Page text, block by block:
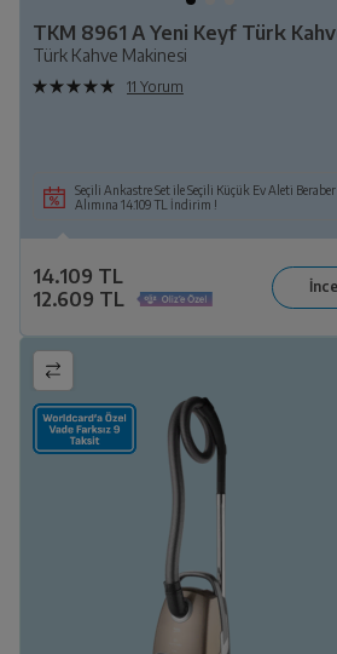
Türk Kahve Makinesi
11 Yorum
Seçili Ankastre Set ile Seçili Küçük Ev Aleti Beraber
Alımına 14.109 TL İndirim !
14.109 TL
12.609 TL